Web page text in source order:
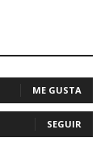
ME GUSTA
SEGUIR